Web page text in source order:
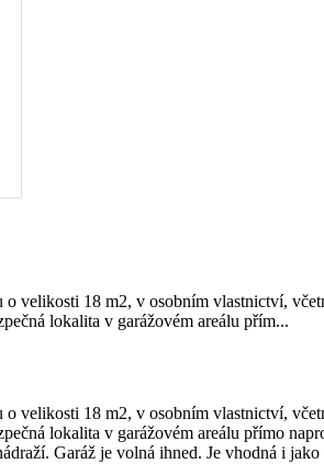
velikosti 18 m2, v osobním vlastnictví,
lokalita v garážovém areálu přím...
velikosti 18 m2, v osobním vlastnictví,
lokalita v garážovém areálu přímo
Garáž je volná ihned. Je vhodná i